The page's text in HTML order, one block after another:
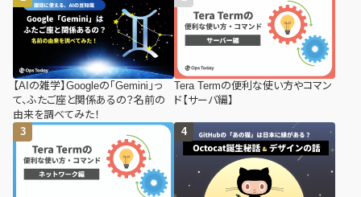
【AIの雑学】Googleの「Gemini」っ
て、ふたご座と関係あるの？名前の
由来を調べてみた！
Tera Termの便利な使い方やコマン
ド【サーバ編】